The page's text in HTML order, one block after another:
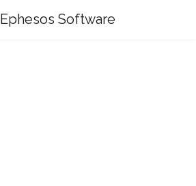
Ephesos Software